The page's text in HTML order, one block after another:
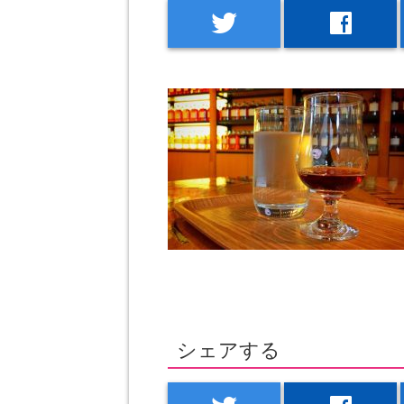
twitter facebook
シェアする